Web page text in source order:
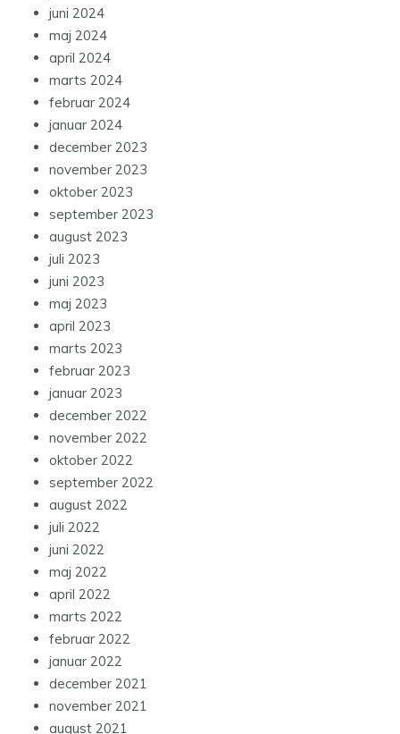
juni 2024
maj 2024
april 2024
marts 2024
februar 2024
januar 2024
december 2023
november 2023
oktober 2023
september 2023
august 2023
juli 2023
juni 2023
maj 2023
april 2023
marts 2023
februar 2023
januar 2023
december 2022
november 2022
oktober 2022
september 2022
august 2022
juli 2022
juni 2022
maj 2022
april 2022
marts 2022
februar 2022
januar 2022
december 2021
november 2021
august 2021